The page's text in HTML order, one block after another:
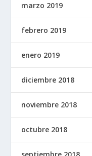
marzo 2019
febrero 2019
enero 2019
diciembre 2018
noviembre 2018
octubre 2018